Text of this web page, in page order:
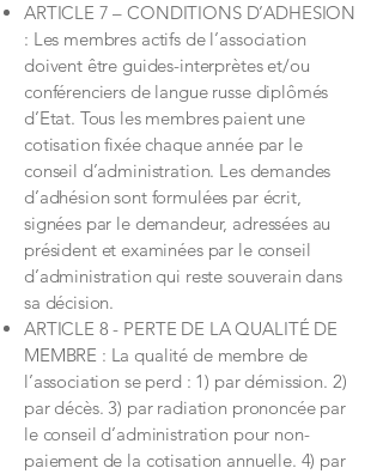
ARTICLE 7 – CONDITIONS D’ADHESION
: Les membres actifs de l’association
doivent être guides-interprètes et/ou
conférenciers de langue russe diplômés
d’Etat. Tous les membres paient une
cotisation fixée chaque année par le
conseil d’administration. Les demandes
d’adhésion sont formulées par écrit,
signées par le demandeur, adressées au
président et examinées par le conseil
d’administration qui reste souverain dans
sa décision.
ARTICLE 8 - PERTE DE LA QUALITÉ DE
MEMBRE : La qualité de membre de
l’association se perd : 1) par démission. 2)
par décès. 3) par radiation prononcée par
le conseil d’administration pour non-
paiement de la cotisation annuelle. 4) par